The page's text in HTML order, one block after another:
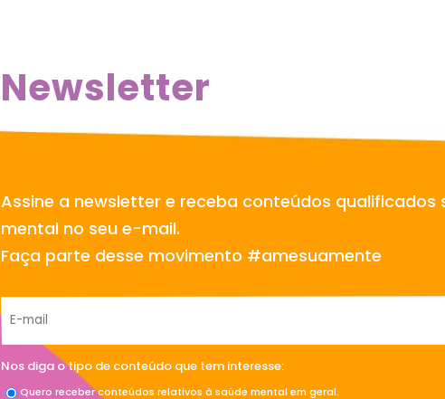
Newsletter
Assine a newsletter e receba conteúdos qualificados
mental no seu e-mail.
Faça parte desse movimento #amesuamente
Nos diga o tipo de conteúdo que tem interesse:
Quero receber conteúdos relativos à saúde mental em geral.